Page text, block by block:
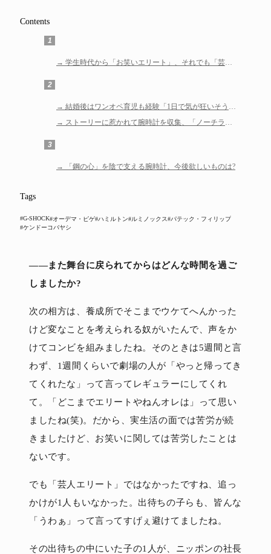
Contents
1
学生時代から「お笑いエリート」、それでも「芸人
2
結婚後はワンオペ育児も経験「1日で気が狂いそうに
ストーリーに惹かれて腕時計を収集、「ノーチラ
3
「鋼の心」を陰で支える腕時計、今後欲しいものは?
Tags
#G-SHOCK#オーデマ・ピゲ#ハミルトン#ルミノックス#パテック・フィリップ
#ケンドーコバヤシ
――また舞台に戻られてからはどんな時間を過ご
しましたか?
次の相方は、養成所でそこまでウケてへんかった
けど変なことを考えられる奴がいたんで、声をか
けてコンビを組みましたね。そのときは5週間と言
わず、1週間くらいで劇場の人が「やっと帰ってき
てくれたな」って言ってレギュラーにしてくれ
て。「どこまでエリートやねんオレは」って思い
ましたね(笑)。だから、実生活の面では苦労が続
きましたけど、お笑いに関しては苦労したことは
ないです。
でも「芸人エリート」ではなかったですね、追っ
かけが1人もいなかった。出待ちの子らも、皆んな
「うわぁ」って言ってすげぇ避けてましたね。
その出待ちの中にいた子の1人が、ニッポンの社長